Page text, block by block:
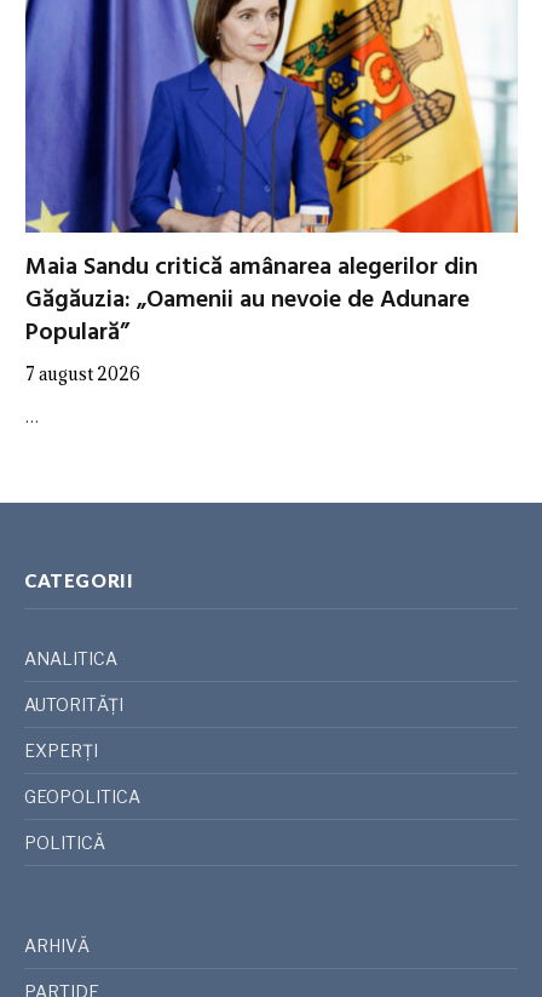
Maia Sandu critică amânarea alegerilor din
Găgăuzia: „Oamenii au nevoie de Adunare
Populară”
7 august 2026
…
CATEGORII
ANALITICA
AUTORITĂȚI
EXPERȚI
GEOPOLITICA
POLITICĂ
ARHIVĂ
PARTIDE